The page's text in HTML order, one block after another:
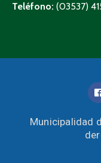
Teléfono: (03537)
Municipalidad